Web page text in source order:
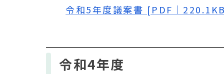
令和5年度議案書 [PDF｜
令和4年度